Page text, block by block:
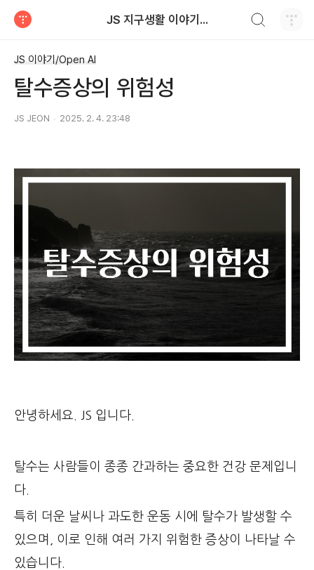
JS 지구생활 이야기...
JS 이야기/Open AI
​탈수증상의 위험성
JS JEON 2025. 2. 4. 23:48
안녕하세요. JS 입니다.
탈수는 사람들이 종종 간과하는 중요한 건강 문제입니
다.
특히 더운 날씨나 과도한 운동 시에 탈수가 발생할 수
있으며, 이로 인해 여러 가지 위험한 증상이 나타날 수
있습니다.